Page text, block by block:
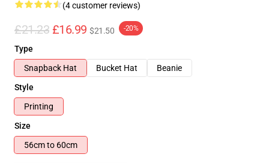
(4 customer reviews)
£21.23 £16.99 $21.50 -20%
Type
Snapback Hat
Bucket Hat
Beanie
Style
Printing
Size
56cm to 60cm